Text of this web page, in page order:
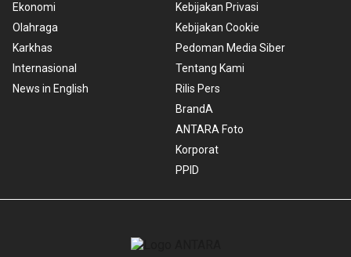
Ekonomi
Olahraga
Karkhas
Internasional
News in English
Kebijakan Privasi
Kebijakan Cookie
Pedoman Media Siber
Tentang Kami
Rilis Pers
BrandA
ANTARA Foto
Korporat
PPID